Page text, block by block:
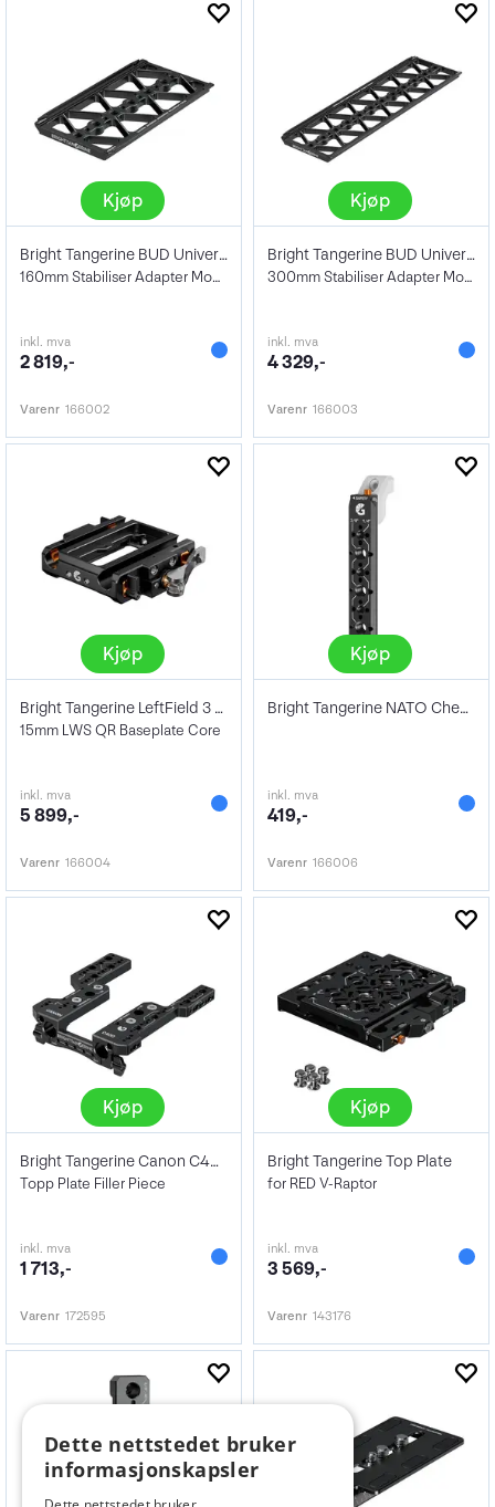
Kjøp
Bright Tangerine BUD Universal 160mm
160mm Stabiliser Adapter Mount
inkl. mva
2 819,-
Varenr 166002
Kjøp
Bright Tangerine BUD Universal 300mm
300mm Stabiliser Adapter Mount
inkl. mva
4 329,-
Varenr 166003
Kjøp
Bright Tangerine LeftField 3 15mm LWS
15mm LWS QR Baseplate Core
inkl. mva
5 899,-
Varenr 166004
Kjøp
Bright Tangerine NATO Cheese Stick
inkl. mva
419,-
Varenr 166006
Kjøp
Bright Tangerine Canon C400 Plate MK II
Topp Plate Filler Piece
inkl. mva
1 713,-
Varenr 172595
Kjøp
Bright Tangerine Top Plate
for RED V-Raptor
inkl. mva
3 569,-
Varenr 143176
Dette nettstedet bruker
informasjonskapsler